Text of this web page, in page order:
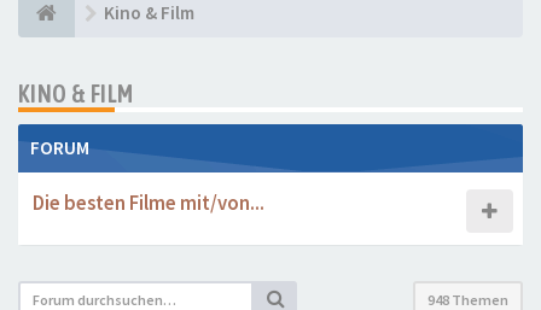
Kino & Film
KINO & FILM
FORUM
Die besten Filme mit/von...
948 Themen